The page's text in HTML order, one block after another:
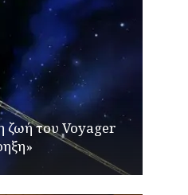
ζωή του Voyager